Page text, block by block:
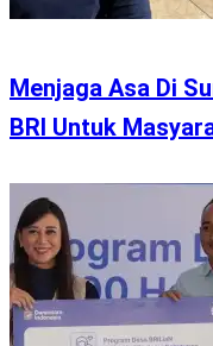
Menjaga Asa Di
BRI Untuk